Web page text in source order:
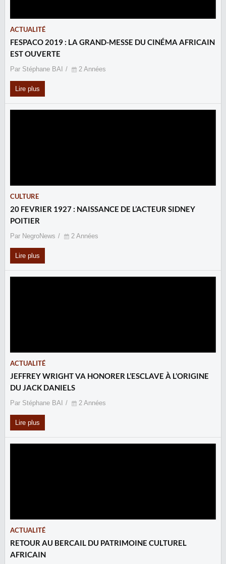
ACTUALITÉ
FESPACO 2019 : LA GRAND-MESSE DU CINÉMA AFRICAIN
EST OUVERTE
Par Stéphane BAI 2 Années
Lire plus
CULTURE
20 FEVRIER 1927 : NAISSANCE DE L’ACTEUR SIDNEY
POITIER
Par NegroNews 2 Années
Lire plus
ACTUALITÉ
JEFFREY WRIGHT VA HONORER L’ESCLAVE À L’ORIGINE
DU JACK DANIELS
Par Stéphane BAI 2 Années
Lire plus
ACTUALITÉ
RETOUR AU BERCAIL DU PATRIMOINE CULTUREL
AFRICAIN